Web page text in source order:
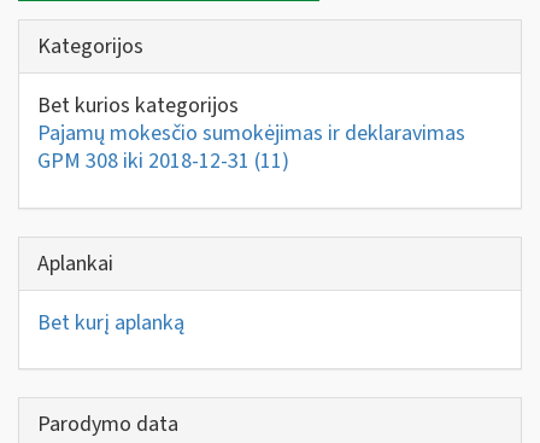
Kategorijos
Bet kurios kategorijos
Pajamų mokesčio sumokėjimas ir deklaravimas
GPM 308 iki 2018-12-31 (11)
Aplankai
Bet kurį aplanką
Parodymo data